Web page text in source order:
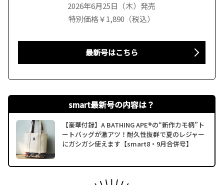
2026年6月25日（木）発売
特別価格￥1,890（税込）
最新号はこちら
smart最新号の内容は？
【豪華付録】A BATHING APE®の“新作カモ柄”ト
ートバッグが激アツ！耐久性抜群で夏のレジャー
にガシガシ使えます【smart8・9月合併号】